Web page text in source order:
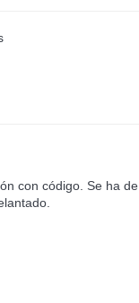
con código. Se ha de